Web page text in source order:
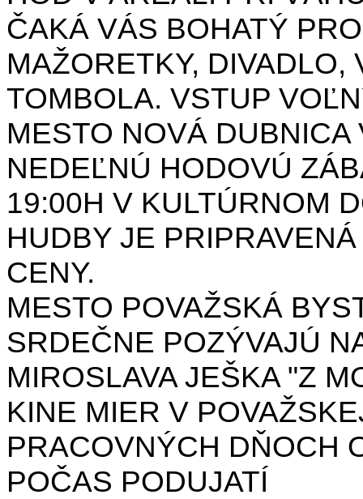
ČAKÁ VÁS BOHATÝ
MAŽORETKY, DIVADLO,
TOMBOLA. VSTUP
MESTO NOVÁ
NEDEĽNÚ HODOVÚ
19:00H V KULTÚRNOM
HUDBY JE
CENY.
MESTO POVAŽSKÁ
SRDEČNE POZÝVAJÚ
MIROSLAVA JEŠKA "Z
KINE MIER V
PRACOVNÝCH DŇOCH
POČAS PODUJATÍ